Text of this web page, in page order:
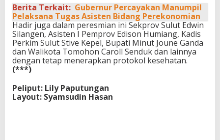
Berita Terkait: Gubernur Percayakan Manumpil
Pelaksana Tugas Asisten Bidang Perekonomian
Hadir juga dalam peresmian ini Sekprov Sulut Edwin
Silangen, Asisten I Pemprov Edison Humiang, Kadis
Perkim Sulut Stive Kepel, Bupati Minut Joune Ganda
dan Walikota Tomohon Caroll Senduk dan lainnya
dengan tetap menerapkan protokol kesehatan.
(***)
Peliput: Lily Paputungan
Layout: Syamsudin Hasan